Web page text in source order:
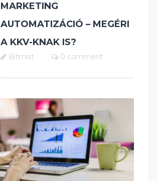
MARKETING
AUTOMATIZÁCIÓ – MEGÉRI
A KKV-KNAK IS?
Bitmist 0 comment